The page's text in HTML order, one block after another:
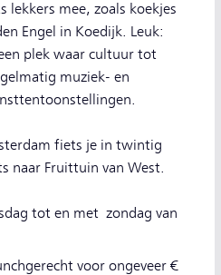
lekkers mee, zoals koekjes
Engel in Koedijk. Leuk:
plek waar cultuur tot
muziek- en
fiets je in twintig
naar Fruittuin van West.
tot en met zondag van
voor ongeveer €